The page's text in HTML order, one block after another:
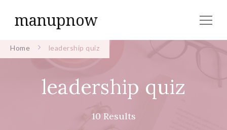
manupnow
Home leadership quiz
leadership quiz
10 Results